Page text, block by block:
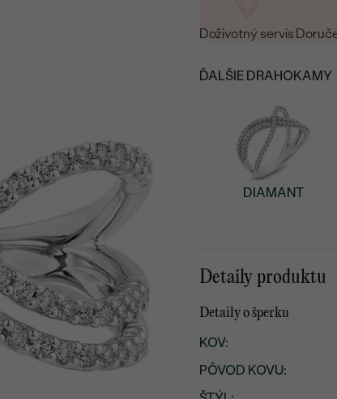
Doživotný servis
ĎALŠIE DRAHOKAMY
DIAMANT
Detaily produktu
Detaily o šperku
KOV:
PÔVOD KOVU: